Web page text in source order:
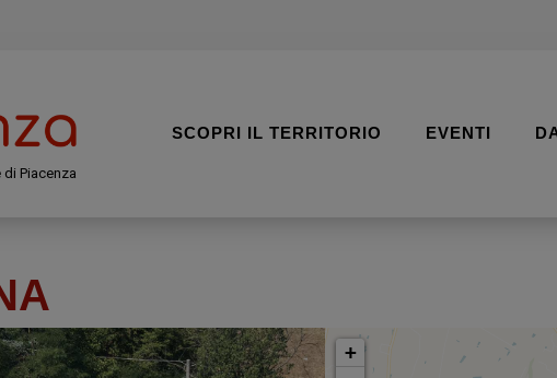
Piacenza
SCOPRI IL TERRITORIO EVENTI
+